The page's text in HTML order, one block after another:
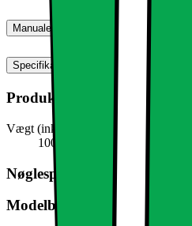
Manualer, downloads, garanti og support
Specifikationer
Produktmål
Vægt (inkl. emballage)
100,0 g
Nøglespecifikation
Modelbeskrivelse